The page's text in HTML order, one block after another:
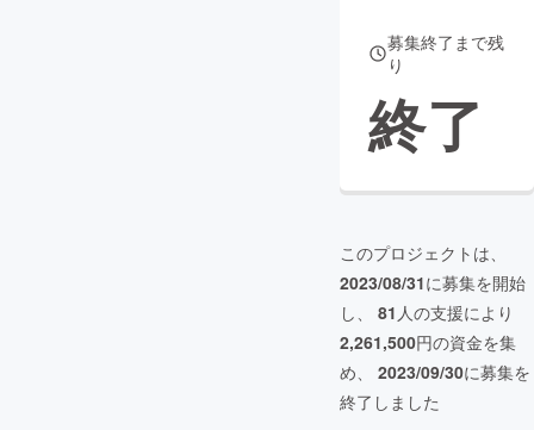
募集終了まで残
り
終了
このプロジェクトは、
2023/08/31に募集を開始
し、 81 人の支援により
2,261,500円の資金を集
め、 2023/09/30に募集を
終了しました